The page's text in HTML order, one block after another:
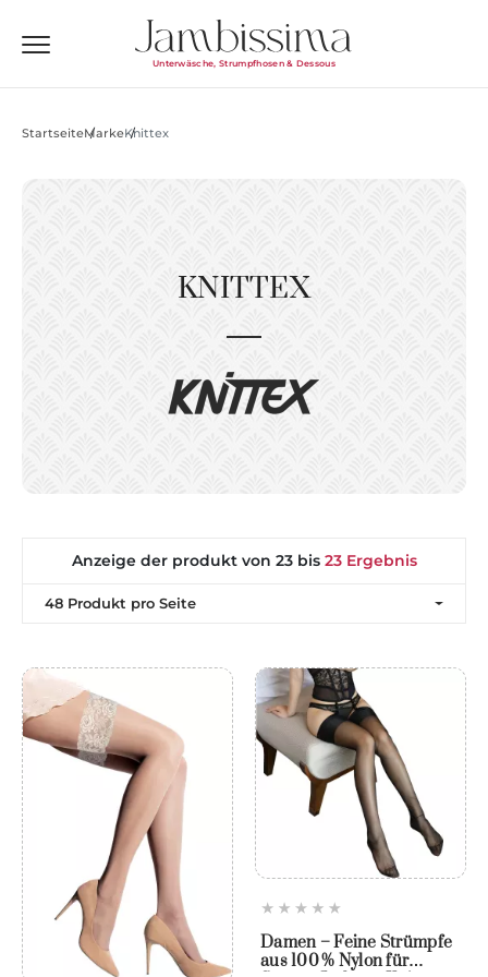
Unterwäsche, Strumpfhosen & Dessous
StartseiteMarkeKnittex
KNITTEX
Anzeige der produkt von 23 bis 23 Ergebnis
48 Produkt pro Seite
Damen – Feine Strümpfe
aus 100 % Nylon für